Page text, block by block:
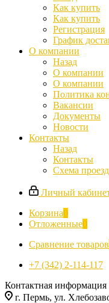
Как купить
Как купить
Регистрация
График
О компании
Назад
О компании
О компании
Политика
Вакансии
Документы
Новости
Контакты
Назад
Контакты
Схема
Личный
Корзина0
Отложенные0
Сравнение товаров
+7 (342) 2-114-117
Контактная информация
г. Пермь, ул.